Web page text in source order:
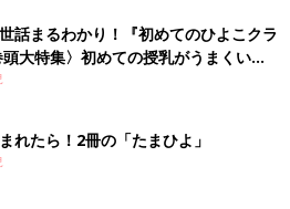
話まるわかり！『初めてのひよこクラ
大特集〉初めての授乳がうまくい
ミルクの基本と夏のトラブル 解決テ
れたら！2冊の「たまひよ」